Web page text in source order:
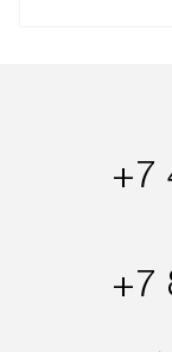
+7
+7